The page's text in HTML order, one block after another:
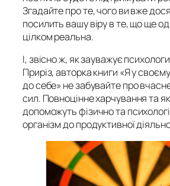
Згадайте про те, чого ви вже
посилить вашу віру в те, що ще
цілком реальна.
І, звісно ж, як зауважує
Приріз, авторка книги «Я у
до себе» не забувайте про
сил. Повноцінне харчування та
допоможуть фізично та
організм до продуктивної